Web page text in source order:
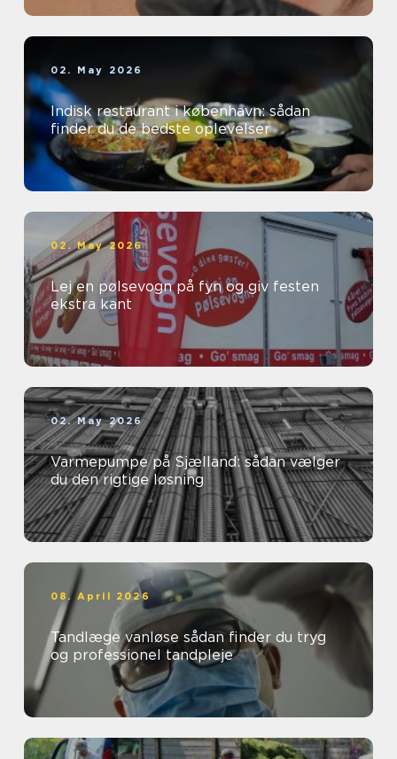
02. May 2026
Indisk restaurant i københavn: sådan
finder du de bedste oplevelser
02. May 2026
Lej en pølsevogn på fyn og giv festen
ekstra kant
02. May 2026
Varmepumpe på Sjælland: sådan vælger
du den rigtige løsning
08. April 2026
Tandlæge vanløse sådan finder du tryg
og professionel tandpleje